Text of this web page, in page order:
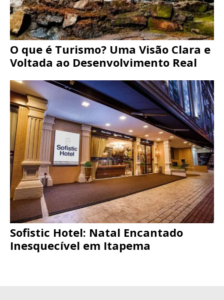
O que é Turismo? Uma Visão Clara e
Voltada ao Desenvolvimento Real
Sofistic Hotel: Natal Encantado
Inesquecível em Itapema